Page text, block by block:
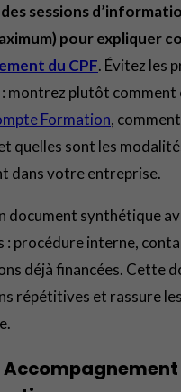
sessions
pour expliquer
du CPF. Évitez les
montrez plutôt
Formation,
quelles sont les
dans votre entreprise.
document synthétique
: procédure interne,
déjà financées. Cette
répétitives et rassure